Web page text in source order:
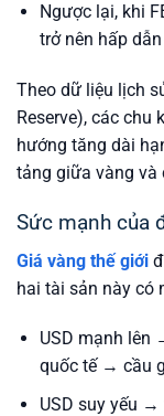
Ngược lại, khi
trở nên hấp
Theo dữ liệu lịch
Reserve), các
hướng tăng dài
tảng giữa vàng và
Sức mạnh của
Giá vàng thế giới
hai tài sản này có
USD mạnh lên
quốc tế → cầu
USD suy yếu